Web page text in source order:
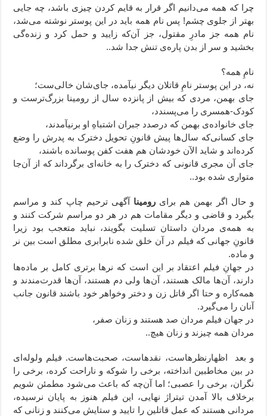
چرا که همه می‌دانیم اگر قرار به قایم کردن چیزی باشد، چه جایی
بهتر از جلوی چشم! پس نام همه باید در این پوستر نوشته می‌شد،
نام همه جز مادرِ مقتول، جز آن‌که زایید و حمل کرد و زنده‌گی
بخشید و سر از بدن پاره‌ی تنش جدا شد..
نامِ همه؟
نه، در این پوستر نامِ قاتلان دیگر نیآمده، جای‌شان خالی‌ست؛
جای بهمن، مردی که بیش از پانزده سال از رومینا بزرگ‌ترست و
کودک-همسری را می‌پسندد،
جای خانواده‌ی بهمن که درصدد جبران اشتباهِ او برنیآمدند،
جای کسانی‌که سال‌ها پیش قانونِ تحویل دخترک به پدرش را وضع
کرده‌اند و شاید الآن خودشان هم هفت کفن پوسانده باشند،
جای آن مجری قانونی که دخترک را به خانه‌ای برگرداند که از آن‌جا
متواری شده بود..
و حال اگر بهمن هم برای رومینا آگهی ترحیم چاپ کند و مراسم
بگیرد و قاضی و دیگر مقامات هم در هر دو مراسم شرکت کنند و
به همه‌ی مردان داستان تسلیت بگویند، نباید متعجب بود زیرا
قانونِ جهانی که فیلم در آن خلق شده نابرابری مطلق است بین نر
و ماده.
در جهانِ فیلم اعتقاد بر این است که نرها برتری کامل بر ماده‌ها
دارند، آن‌ها مالک هستند، آن‌ها ولی دم هستند، آن‌ها قدرت‌مندند و
همه‌کاره و حتا اگر قاتل زن و دختر وخواهر خود باشند قانون جانب
آنان را می‌گیرد.
در جهان فیلم مردان صد هستند و زنان صفر،
مردان همه چیزند و زنان هیچ..
و بعد
اظهارنظرهاست، نقدهاست، صحبت‌هاست. فیلم ولوله‌ای
در بین مخاطبین انداخته، برخی را شوکه و ناراحت کرده، برخی را
نگران، برخی را عصبی؛ اما آن‌چه که باعث می‌شود مطمئن شویم
برخلاف بالا آمدن تیتراژ نهایی، این فیلم هنوز به پایان نرسیده،
مردانی هستند که عمل قاتلین را تایید و ستایش می‌کنند و زنانی که